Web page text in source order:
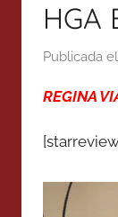
HGA
Publicada el
REGINA